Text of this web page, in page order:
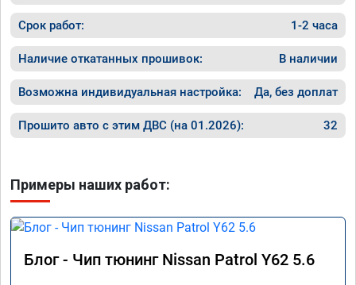
Срок работ: 1-2 часа
Наличие откатанных прошивок: В наличии
Возможна индивидуальная настройка: Да, без доплат
Прошито авто с этим ДВС (на 01.2026): 32
Примеры наших работ:
Блог - Чип тюнинг Nissan Patrol Y62 5.6